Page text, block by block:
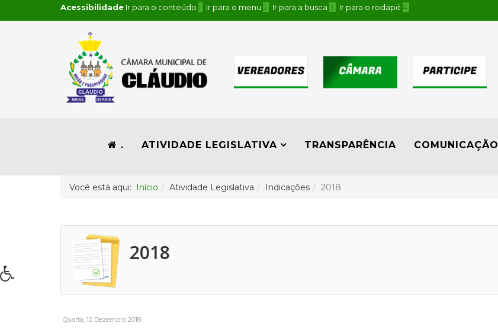
Acessibilidade Ir para o conteúdo 1 Ir para o menu 2 Ir para a busca 3 Ir para o rodapé 4
. ATIVIDADE LEGISLATIVA TRANSPARÊNCIA COMUNICAÇÃO
Você está aqui: Início Atividade Legislativa Indicações 2018
2018
Quarta, 12 Dezembro 2018